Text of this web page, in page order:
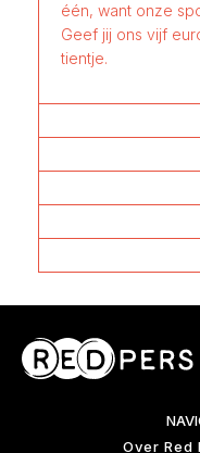
één, want onze
Geef jij ons vijf
tientje.
Over Red